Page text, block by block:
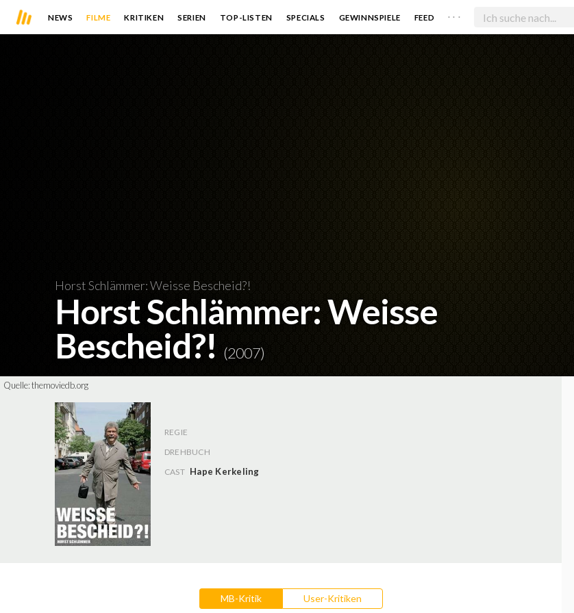
NEWS FILME KRITIKEN SERIEN TOP-LISTEN SPECIALS GEWINNSPIELE FEED . . .
Horst Schlämmer: Weisse Bescheid?!
Horst Schlämmer: Weisse
Bescheid?! (2007)
Quelle:themoviedb.org
REGIE
DREHBUCH
CAST Hape Kerkeling
MB-Kritik User-Kritiken